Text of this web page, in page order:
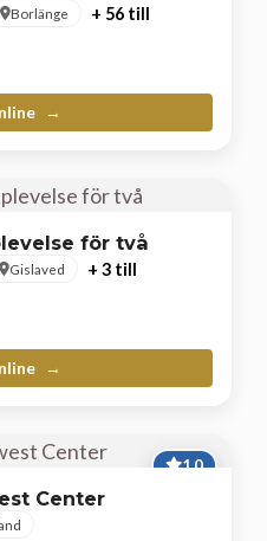
Borlänge + 56 till
för två
Gislaved + 3 till
1,0
Center